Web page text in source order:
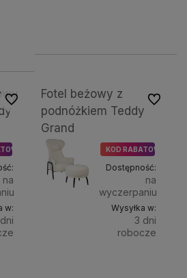
BLACK
na
w:
Do ulubionychFotel beżowy z
podnóżkiem Teddy
Grand
KOD RABATOWY
Dostępność:
na
wyczerpaniu
Wysyłka w:
3 dni
robocze
Do